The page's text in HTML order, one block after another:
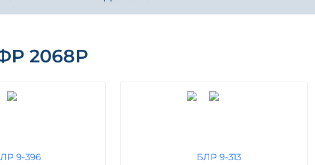
2068Р